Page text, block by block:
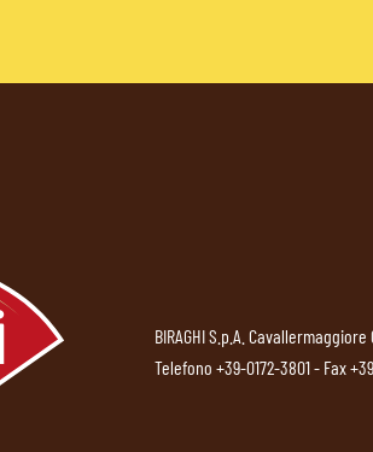
BIRAGHI S.p.A. Cavallermaggiore
Telefono +39-0172-3801- Fax